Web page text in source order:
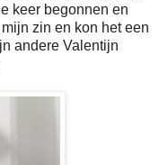
keer begonnen en
zin en kon het een
andere Valentijn